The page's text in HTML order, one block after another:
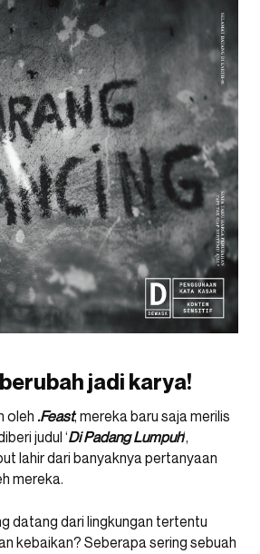
jadi karya!
oleh .Feast, mereka baru saja merilis
judul ‘Di Padang Lumpuh‘,
lahir dari banyaknya pertanyaan
mereka.
datang dari lingkungan tertentu
kebaikan? Seberapa sering sebuah